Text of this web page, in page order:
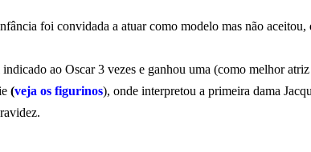
foi convidada a atuar como modelo mas não aceitou,
ao Oscar 3 vezes e ganhou uma (como melhor
(veja os figurinos), onde interpretou a primeira dama